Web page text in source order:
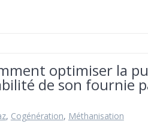
optimiser la
de son fournie
, Cogénération, Méthanisation